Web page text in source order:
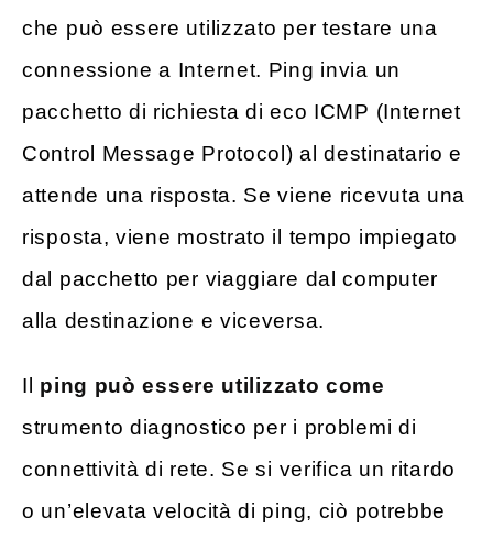
che può essere utilizzato per testare una
connessione a Internet. Ping invia un
pacchetto di richiesta di eco ICMP (Internet
Control Message Protocol) al destinatario e
attende una risposta. Se viene ricevuta una
risposta, viene mostrato il tempo impiegato
dal pacchetto per viaggiare dal computer
alla destinazione e viceversa.
Il ping può essere utilizzato come
strumento diagnostico per i problemi di
connettività di rete. Se si verifica un ritardo
o un’elevata velocità di ping, ciò potrebbe